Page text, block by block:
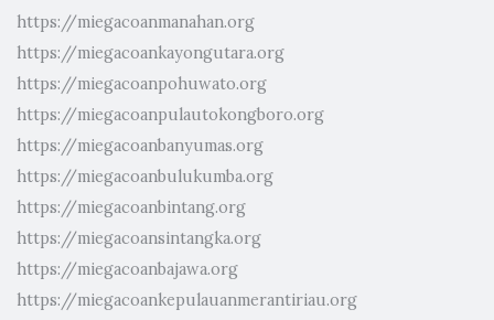
https://miegacoanmanahan.org
https://miegacoankayongutara.org
https://miegacoanpohuwato.org
https://miegacoanpulautokongboro.org
https://miegacoanbanyumas.org
https://miegacoanbulukumba.org
https://miegacoanbintang.org
https://miegacoansintangka.org
https://miegacoanbajawa.org
https://miegacoankepulauanmerantiriau.org